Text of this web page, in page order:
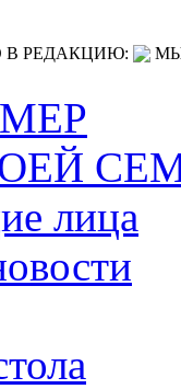
В РЕДАКЦИЮ:
лица